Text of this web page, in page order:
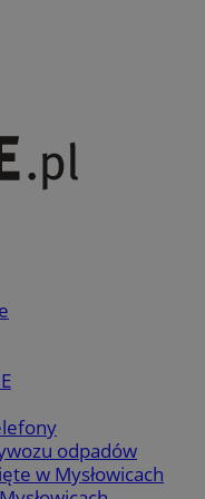
odpadów
w Mysłowicach